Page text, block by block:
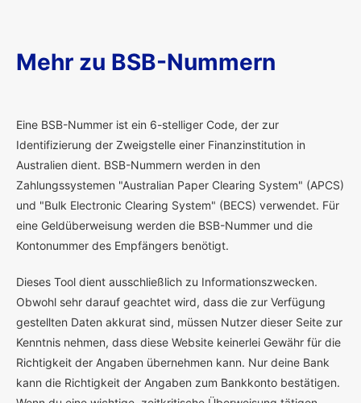
Mehr zu BSB-Nummern
Eine BSB-Nummer ist ein 6-stelliger Code, der zur
Identifizierung der Zweigstelle einer Finanzinstitution in
Australien dient. BSB-Nummern werden in den
Zahlungssystemen "Australian Paper Clearing System" (APCS)
und "Bulk Electronic Clearing System" (BECS) verwendet. Für
eine Geldüberweisung werden die BSB-Nummer und die
Kontonummer des Empfängers benötigt.
Dieses Tool dient ausschließlich zu Informationszwecken.
Obwohl sehr darauf geachtet wird, dass die zur Verfügung
gestellten Daten akkurat sind, müssen Nutzer dieser Seite zur
Kenntnis nehmen, dass diese Website keinerlei Gewähr für die
Richtigkeit der Angaben übernehmen kann. Nur deine Bank
kann die Richtigkeit der Angaben zum Bankkonto bestätigen.